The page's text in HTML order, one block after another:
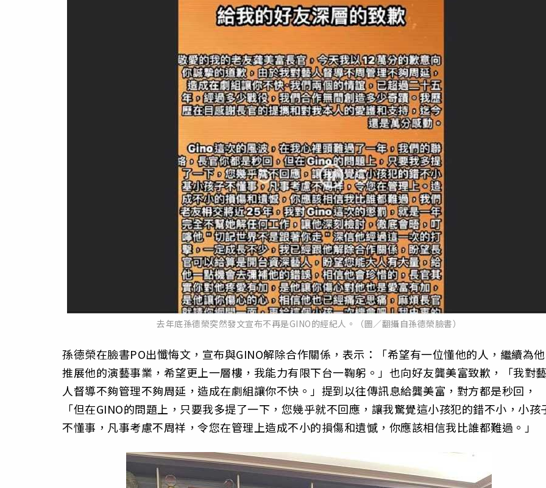
去年底孫德榮突然發文宣布不再是GINO的經紀人。（圖／翻攝自孫德榮臉書）
孫德榮在臉書PO出懺悔文，宣布與GINO解除合作關係，表示：「希望有一位懂他的人，繼續為他
推展他的演藝事業，希望更上一層樓，我能力有限下台一鞠躬。」也向好友龔美富致歉，「我對
人督導不夠管理不夠周延，造成在劇組讓你不快。」提到以往傳訊息給龔美富，對方都是秒回，
「但在GINO的問題上，只要我多提了一下，您幾乎就不回應，讓我驚覺這小孩犯的錯不小，小孩
不懂事，凡事考慮不周祥，令您在管理上造成不小的損傷和遺憾，你應該相信我比誰都難過。」